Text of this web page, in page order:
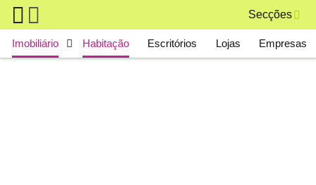
Skip to main content
Secções
Main navigation
Imobiliário Habitação Escritórios Lojas Empresas